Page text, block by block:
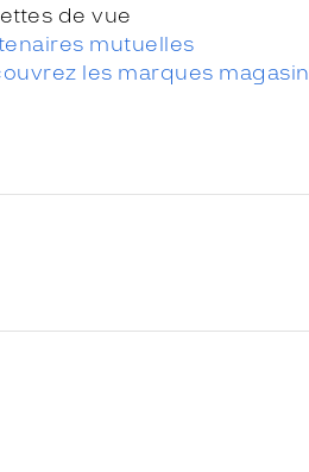
de vue
mutuelles
les marques magasin